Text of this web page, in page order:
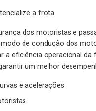
a frota.
dos motoristas e
de condução dos
a eficiência operacional
um melhor
e acelerações